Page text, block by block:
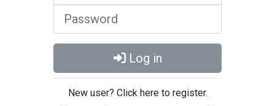
Log in
New user? Click here to register.